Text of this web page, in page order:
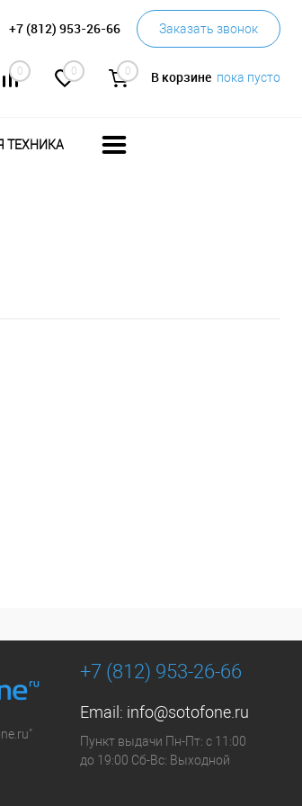
+7 (812) 953-26-66 Заказать звонок
0 0 0 В корзине пока пусто
ТЕХНИКА
+7 (812) 953-26-66
Email: info@sotofone.ru
Пункт выдачи Пн-Пт: с 11:00
до 19:00 Сб-Вс: Выходной